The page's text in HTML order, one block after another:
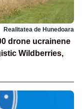
Realitatea de Hunedoara
drone ucrainene
Wildberries,